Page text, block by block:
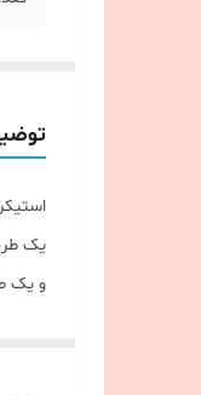
یک
و یک